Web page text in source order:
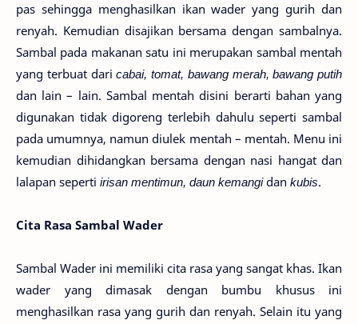
pas sehingga menghasilkan ikan wader yang gurih dan
renyah. Kemudian disajikan bersama dengan sambalnya.
Sambal pada makanan satu ini merupakan sambal mentah
yang terbuat daricabai, tomat, bawang merah, bawang putih
dan lain – lain. Sambal mentah disini berarti bahan yang
digunakan tidak digoreng terlebih dahulu seperti sambal
pada umumnya, namun diulek mentah – mentah. Menu ini
kemudian dihidangkan bersama dengan nasi hangat dan
lalapan seperti irisan mentimun, daun kemangidan kubis.
Cita Rasa Sambal Wader
Sambal Wader ini memiliki cita rasa yang sangat khas. Ikan
wader yang dimasak dengan bumbu khusus ini
menghasilkan rasa yang gurih dan renyah. Selain itu yang